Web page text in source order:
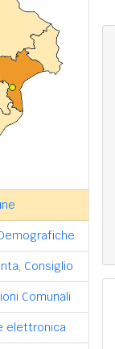
Consiglio
Comunali
elettronica